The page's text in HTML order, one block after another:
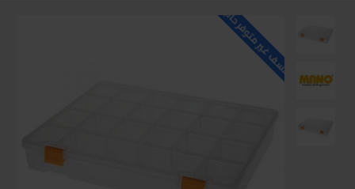
للاسف غير متوفر حاليا